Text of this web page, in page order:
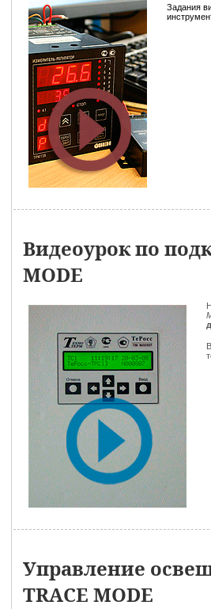
Задания
Видеоурок по
MODE
Управление
TRACE MODE